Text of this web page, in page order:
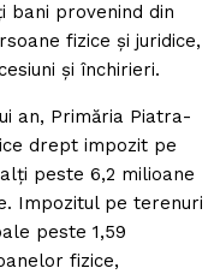
bani provenind din
fizice şi juridice,
şi închirieri.
an, Primăria Piatra-
drept impozit pe
peste 6,2 milioane
Impozitul pe terenuri
peste 1,59
fizice,